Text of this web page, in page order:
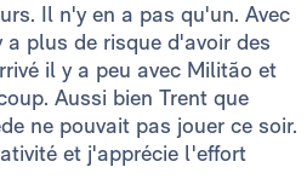
Il n'y en a pas qu'un. Avec
plus de risque d'avoir des
il y a peu avec Militão et
Aussi bien Trent que
ne pouvait pas jouer ce soir.
et j'apprécie l'effort